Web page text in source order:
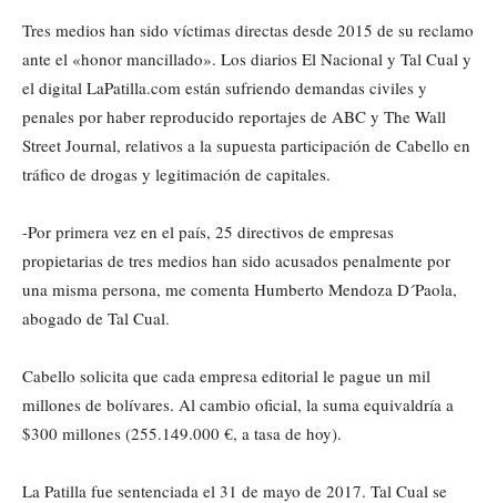
Tres medios han sido víctimas directas desde 2015 de su reclamo
ante el «honor mancillado». Los diarios El Nacional y Tal Cual y
el digital LaPatilla.com están sufriendo demandas civiles y
penales por haber reproducido reportajes de ABC y The Wall
Street Journal, relativos a la supuesta participación de Cabello en
tráfico de drogas y legitimación de capitales.
-Por primera vez en el país, 25 directivos de empresas
propietarias de tres medios han sido acusados penalmente por
una misma persona, me comenta Humberto Mendoza D´Paola,
abogado de Tal Cual.
Cabello solicita que cada empresa editorial le pague un mil
millones de bolívares. Al cambio oficial, la suma equivaldría a
$300 millones (255.149.000 €, a tasa de hoy).
La Patilla fue sentenciada el 31 de mayo de 2017. Tal Cual se